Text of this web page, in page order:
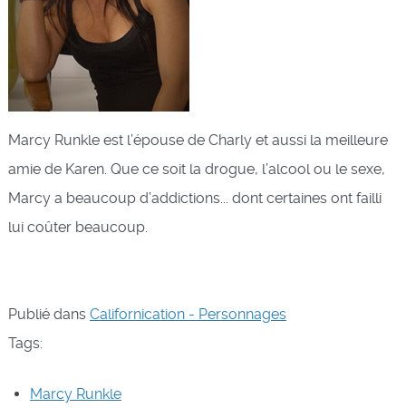
Marcy Runkle est l’épouse de Charly et aussi la meilleure
amie de Karen. Que ce soit la drogue, l’alcool ou le sexe,
Marcy a beaucoup d’addictions... dont certaines ont failli
lui coûter beaucoup.
Publié dans Californication - Personnages
Tags:
Marcy Runkle